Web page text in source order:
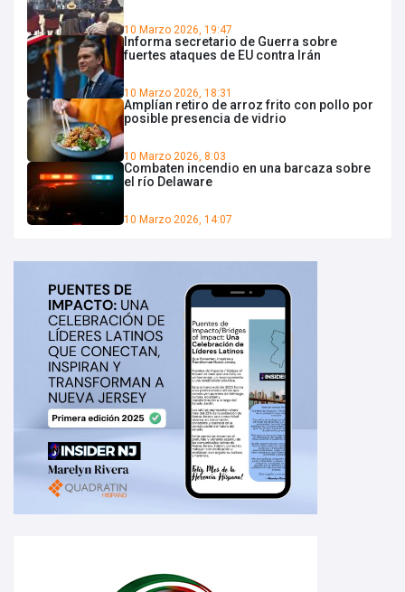
10 Marzo 2026, 19:47
Informa secretario de Guerra sobre
fuertes ataques de EU contra Irán
10 Marzo 2026, 18:31
Amplían retiro de arroz frito con pollo por
posible presencia de vidrio
10 Marzo 2026, 8:03
Combaten incendio en una barcaza sobre
el río Delaware
10 Marzo 2026, 14:07